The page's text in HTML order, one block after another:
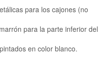
para los cajones (no
para la parte inferior del
en color blanco.